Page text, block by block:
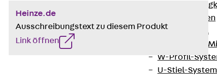
Wandkonsolen
Deckenbügel
Zentral- und
W-Profil-
U-Stiel-System
Heinze.de
Ausschreibungstext zu diesem Produkt
Link öffnen